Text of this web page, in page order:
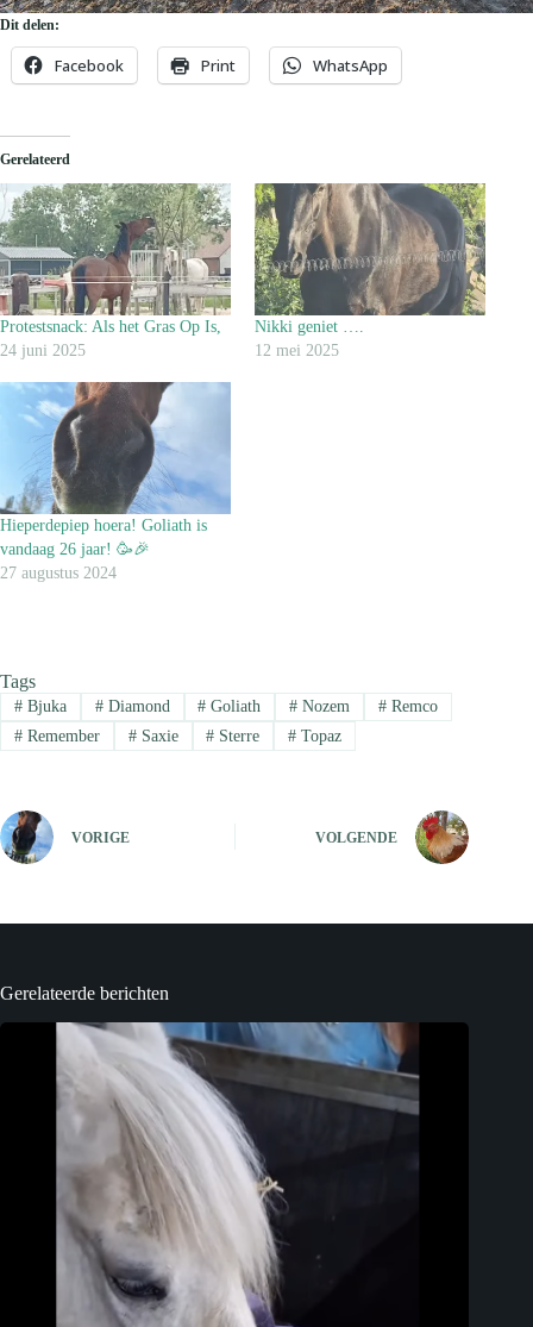
Dit delen:
Facebook Print WhatsApp
Gerelateerd
Protestsnack: Als het Gras Op Is,
24 juni 2025
Nikki geniet ….
12 mei 2025
Hieperdepiep hoera! Goliath is
vandaag 26 jaar! 🥳🎉
27 augustus 2024
Tags
#Bjuka #Diamond # Goliath # Nozem # Remco
#Remember #Saxie # Sterre # Topaz
VORIGE VOLGENDE
Gerelateerde berichten